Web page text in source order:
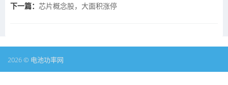
下一篇： 芯片概念股，大面积涨停
2026 © 电池功率网